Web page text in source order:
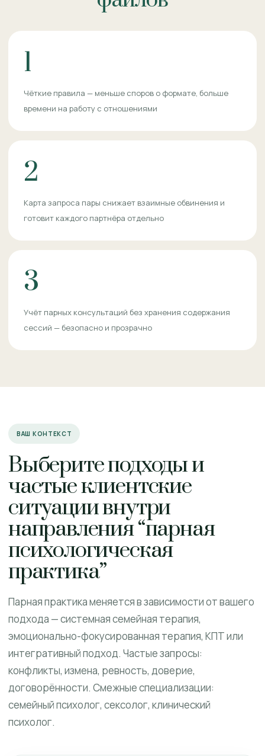
1
Чёткие правила — меньше споров о формате, больше
времени на работу с отношениями
2
Карта запроса пары снижает взаимные обвинения и
готовит каждого партнёра отдельно
3
Учёт парных консультаций без хранения содержания
сессий — безопасно и прозрачно
ВАШ КОНТЕКСТ
Выберите подходы и
частые клиентские
ситуации внутри
направления “парная
психологическая
практика”
Парная практика меняется в зависимости от вашего
подхода — системная семейная терапия,
эмоционально-фокусированная терапия, КПТ или
интегративный подход. Частые запросы:
конфликты, измена, ревность, доверие,
договорённости. Смежные специализации:
семейный психолог, сексолог, клинический
психолог.